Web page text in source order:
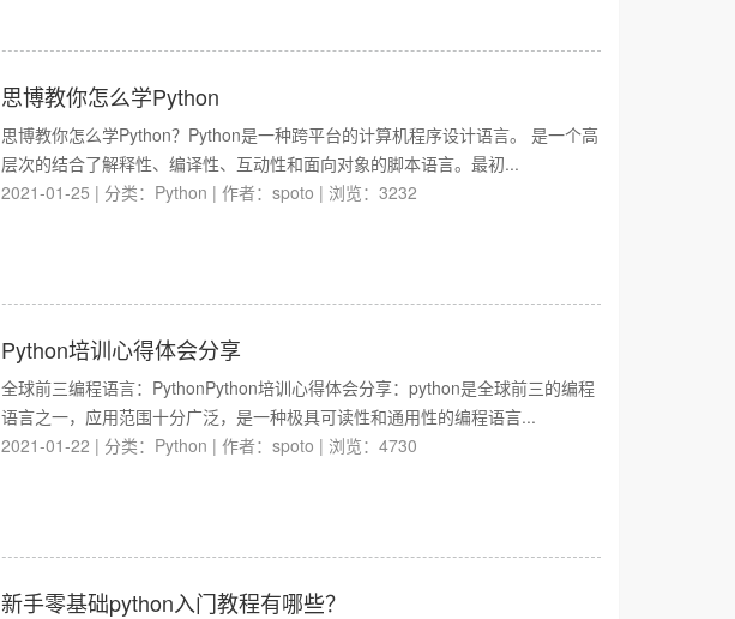
思博教你怎么学Python
思博教你怎么学Python？Python是一种跨平台的计算机程序设计语言。 是一个高
层次的结合了解释性、编译性、互动性和面向对象的脚本语言。最初...
2021-01-25 | 分类： Python | 作者：spoto | 浏览：3232
Python培训心得体会分享
全球前三编程语言：PythonPython培训心得体会分享：python是全球前三的编程
语言之一，应用范围十分广泛，是一种极具可读性和通用性的编程语言...
2021-01-22 | 分类： Python | 作者：spoto | 浏览：4730
新手零基础python入门教程有哪些？